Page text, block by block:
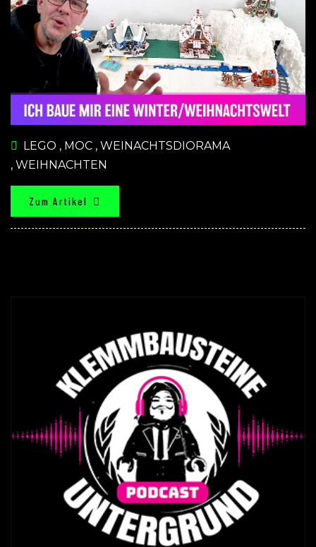
LEGO , MOC , WEINACHTSDIORAMA
, WEIHNACHTEN
Zum Artikel